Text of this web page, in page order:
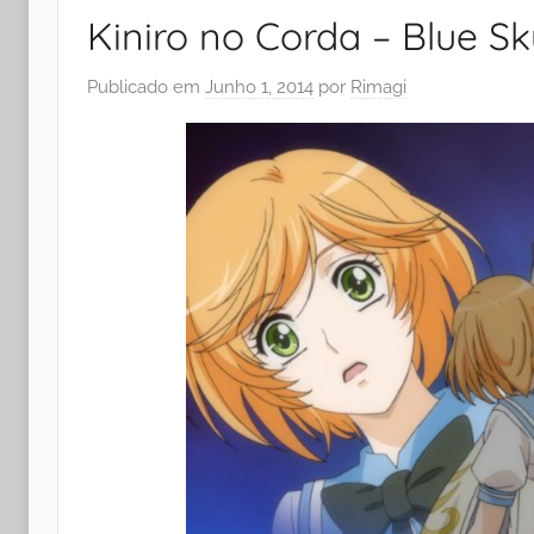
Kiniro no Corda – Blue
Publicado em Junho 1, 2014 por Rimagi